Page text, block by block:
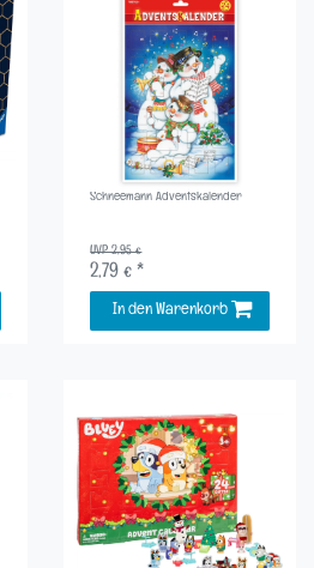
Schneemann Adventskalender
UVP 2,95 €
2,79 € *
In den Warenkorb